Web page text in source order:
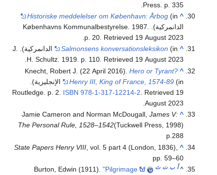
Press. p. 335.
^
Historiske meddelelser om København: Årbog (in
الدانمركية). Københavns Kommunalbestyrelse. 1987.
p. 20 . Retrieved 19 August 2023
^
Salmonsens konversationsleksikon
(in الدانمركية). J.
H. Schultz. 1919. p. 110. Retrieved 19 August 2023
.
^
Knecht, Robert J. (22 April 2016).Hero or Tyrant?
Henry III, King of France, 1574-89
(in الإنجليزية).
Routledge. p. 2. ISBN 978-1-317-12214-2 . Retrieved 19
August 2023
.
^
Jamie Cameron and Norman McDougall,James V:
The Personal Rule, 1528–1542(Tuckwell Press, 1998)
p.288
^
State Papers Henry VIII , vol. 5 part 4 (London, 1836),
pp. 59–60
^أ ب ت ث Burton, Edwin (1911)."Pilgrimage of